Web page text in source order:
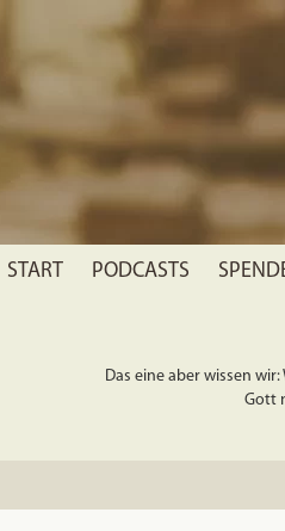
START PODCASTS
Das eine aber wissen
Gott